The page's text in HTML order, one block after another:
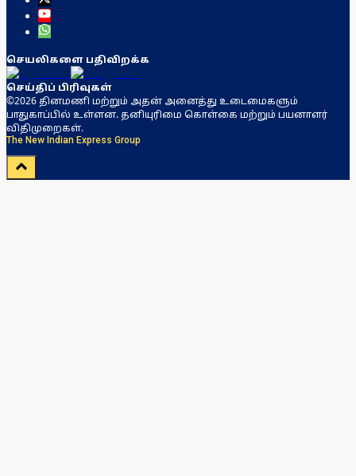
செயலிகளை பதிவிறக்க
செய்திப் பிரிவுகள்
©2026 தினமணி மற்றும் அதன் அனைத்து உடைமைகளும்
பாதுகாப்பில் உள்ளன. தனியுரிமை கொள்கை மற்றும் பயனாளர்
விதிமுறைகள்.
The New Indian Express Group